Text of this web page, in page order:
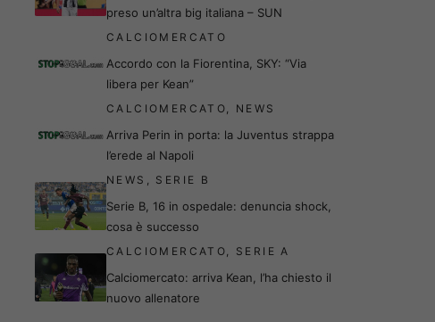
preso un’altra big italiana – SUN
CALCIOMERCATO
Accordo con la Fiorentina, SKY: “Via
libera per Kean”
CALCIOMERCATO, NEWS
Arriva Perin in porta: la Juventus strappa
l’erede al Napoli
NEWS , SERIE B
Serie B, 16 in ospedale: denuncia shock,
cosa è successo
CALCIOMERCATO, SERIE A
Calciomercato: arriva Kean, l’ha chiesto il
nuovo allenatore